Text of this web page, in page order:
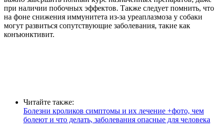
при наличии побочных эффектов. Также следует помнить, что
на фоне снижения иммунитета из-за уреаплазмоза у собаки
могут развиться сопутствующие заболевания, такие как
конъюнктивит.
Читайте также:
Болезни кроликов симптомы и их лечение +фото, чем
болеют и что делать, заболевания опасные для человека